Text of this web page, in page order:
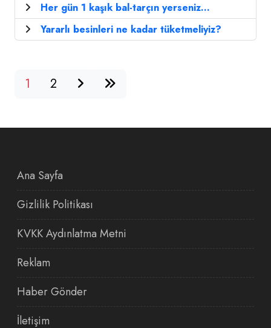
Her gün 1 kaşık bal-tarçın yerseniz...
Yararlı besinleri ne kadar tüketmeliyiz?
1 2
Ana Sayfa
Gizlilik Politikası
KVKK Aydınlatma Metni
Reklam
Haber Gönder
İletişim